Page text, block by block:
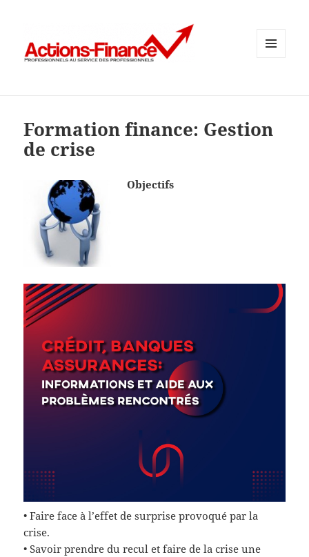
Formation finance: Gestion
de crise
Objectifs
• Faire face à l’effet de surprise provoqué par la
crise.
• Savoir prendre du recul et faire de la crise une